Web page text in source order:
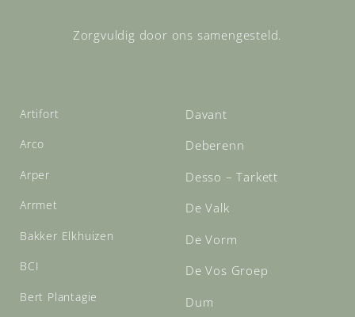
Zorgvuldig door ons samengesteld.
Artifort
Arco
Arper
Arrmet
Bakker Elkhuizen
BCI
Bert Plantagie
Davant
Deberenn
Desso – Tarkett
De Valk
De Vorm
De Vos Groep
Dum